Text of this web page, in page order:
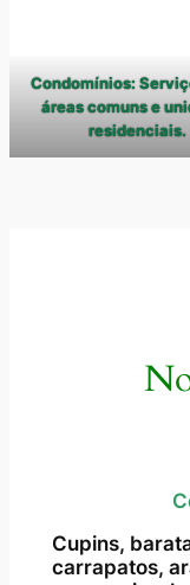
Condomínios:
áreas comuns e
residenciais.
Cupins,
carrapatos,